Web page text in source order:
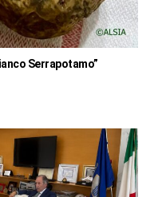
Serrapotamo”